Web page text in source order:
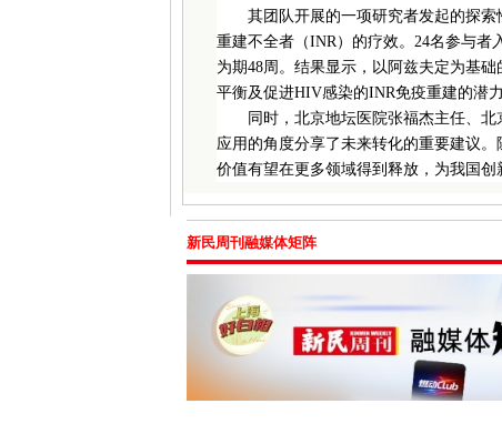
其团队开展的一项研究者发起的探
重建不全者（INR）的疗效。24名参与者
为期48周。结果显示，以阿兹夫定为基
平衡及促进HIV感染的INR免疫重建的潜
同时，北京地坛医院张福杰主任、
应用的角度分享了未来转化的重要建议
价值有望在更多领域得到释放，为我国创
新民周刊融媒体矩阵